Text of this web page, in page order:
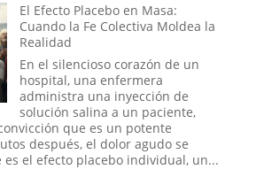
abrir
portales?
El Efecto Placebo en Masa:
Cuando la Fe Colectiva Moldea la
Realidad
En el silencioso corazón de un
hospital, una enfermera
administra una inyección de
solución salina a un paciente,
que es un potente
después, el dolor agudo se
es el efecto placebo individual, un...